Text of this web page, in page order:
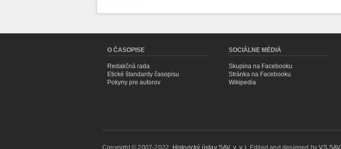
O ČASOPISE
Redakčná rada
Etické štandardy časopisu
Pokyny pre autorov
SOCIÁLNE MÉDIÁ
Skupina na Facebooku
Stránka na Facebooku
Wikipedia